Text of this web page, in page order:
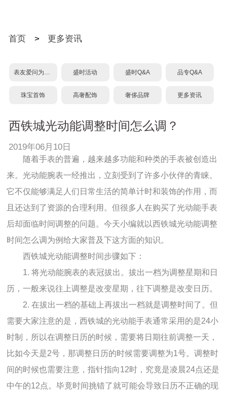
首页 > 更多资讯
表友爱问为什么？ 盛时活动 盛时Q&A 品专Q&A
珠宝首饰 高奢配饰 奢侈品牌 更多资讯
西铁城光动能调整时间怎么调？
2019年06月10日
随着手表的普遍，越来越多功能和种类的手表被创造出
来。光动能腕表一经推出，立刻受到了许多小伙伴的青睐。
它不仅能够满足人们日常生活的简单计时和装饰的作用，而
且还达到了资源的合理利用。但很多人在购买了光动能手表
后却面临时间调整的问题。今天小编就以西铁城光动能调整
时间怎么调为例给大家普及下这方面的知识。
西铁城光动能调整时间步骤如下：
1. 将光动能腕表的表冠拔出。拔出一档为调整星期和日
历，一般来说往上调整是改变星期，往下调整是改变日历。
2. 在拔出一档的基础上再拔出一档就是调整时间了。但
需要大家注意的是，西铁城的光动能手表通常采用的是24小
时制，所以在调整日历的时候，需要将日期往前调整一天，
比如今天是2号，那调整日历的时候需要调整为1号。调整时
间的时候也需要注意，指针指向12时，究竟是凌晨24点还是
中午的12点。毕竟时间挑错了就可能会导致日历不正确的现